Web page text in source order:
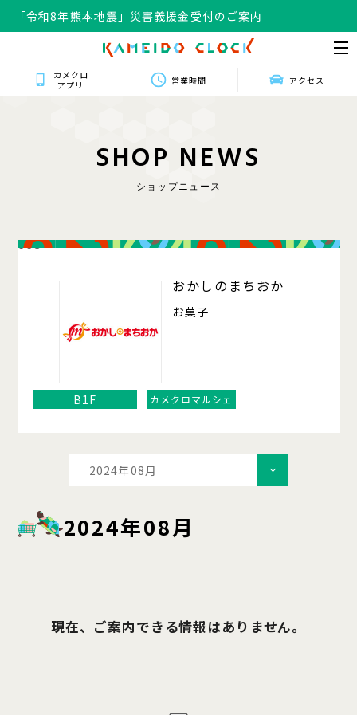
「令和8年熊本地震」災害義援金受付のご案内
カメクロ
アプリ
営業時間 アクセス
SHOP NEWS
ショップニュース
008
おかしのまちおか
お菓子
B1F カメクロマルシェ
2024年08月
2024年08月
現在、ご案内できる情報はありません。